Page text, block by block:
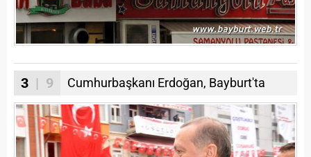
3 | 9 Cumhurbaşkanı Erdoğan, Bayburt'ta